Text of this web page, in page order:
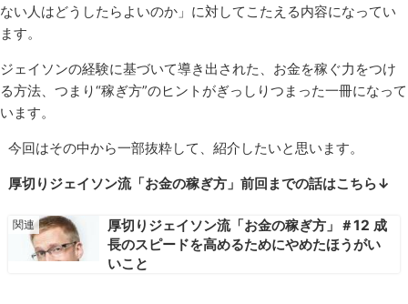
ない人はどうしたらよいのか」に対してこたえる内容になってい
ます。
ジェイソンの経験に基づいて導き出された、お金を稼ぐ力をつけ
る方法、つまり“稼ぎ方”のヒントがぎっしりつまった一冊になって
います。
今回はその中から一部抜粋して、紹介したいと思います。
厚切りジェイソン流「お金の稼ぎ方」前回までの話はこちら↓
厚切りジェイソン流「お金の稼ぎ方」＃12 成
長のスピードを高めるためにやめたほうがい
いこと